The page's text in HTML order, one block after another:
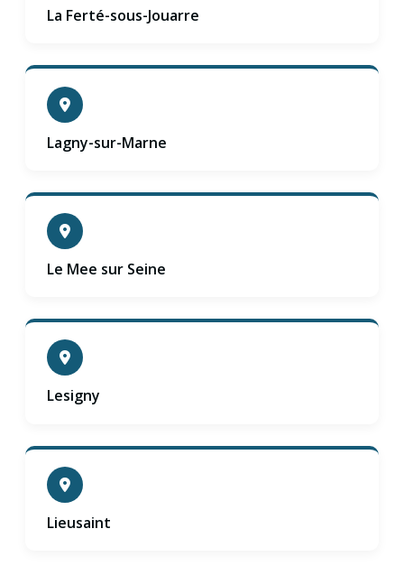
La Ferté-sous-Jouarre
Lagny-sur-Marne
Le Mee sur Seine
Lesigny
Lieusaint